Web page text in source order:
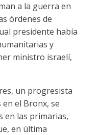
a la guerra en
órdenes de
presidente había
y
ministro israelí,
un progresista
el Bronx, se
en las primarias,
en última